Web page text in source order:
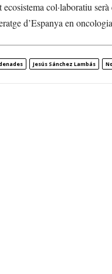
col·laboratiu
d’Espanya en
Jesús Sánchez Lambás